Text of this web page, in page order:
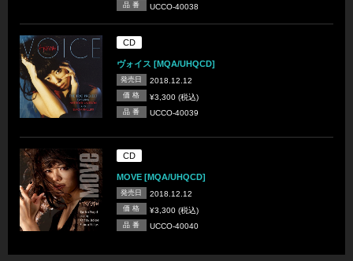
品 番 UCCO-40038
CD
ヴォイス [MQA/UHQCD]
発売日 2018.12.12
価 格 ¥3,300 (税込)
品 番 UCCO-40039
CD
MOVE [MQA/UHQCD]
発売日 2018.12.12
価 格 ¥3,300 (税込)
品 番 UCCO-40040